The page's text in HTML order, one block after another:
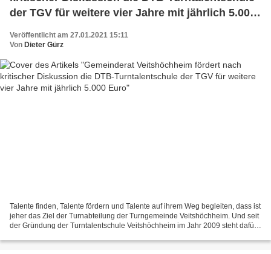
der TGV für weitere vier Jahre mit jährlich 5.000
Veröffentlicht am 27.01.2021 15:11
Von Dieter Gürz
Talente finden, Talente fördern und Talente auf ihrem Weg begleiten, dass ist
jeher das Ziel der Turnabteilung der Turngemeinde Veitshöchheim. Und seit
der Gründung der Turntalentschule Veitshöchheim im Jahr 2009 steht dafür